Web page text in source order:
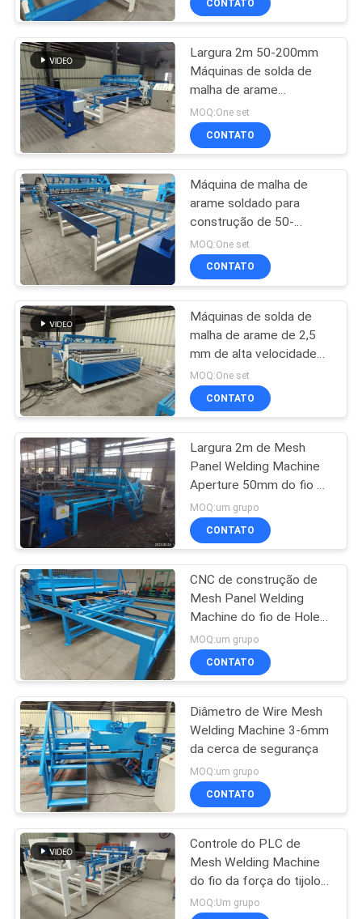
POLICY
Construção Mesh
Welding Machine
23
Máquina de
soldadura da malha
do rolo
máquina soldada da
rede de arame
máquina de solda
de aço da raspagem
máquina do arame
farpado da lâmina
21
CONTATO
Largura 2m 50-200mm
Máquinas de solda de
malha de arame
automatizadas
MOQ:One set
CONTATO
Máquina de malha de
arame soldado para
construção de 50-
200mm de aço
MOQ:One set
CONTATO
Máquinas de solda de
malha de arame de 2,5
mm de alta velocidade
Alta durabilidade e
versatilidade
MOQ:One set
CONTATO
Largura 2m de Mesh
Panel Welding Machine
Aperture 50mm do fio da
construção
MOQ:um grupo
CONTATO
CNC de construção de
Mesh Panel Welding
Machine do fio de Hole
Size 50x200mm da
cerca
MOQ:um grupo
CONTATO
Diâmetro de Wire Mesh
Welding Machine 3-6mm
da cerca de segurança
MOQ:um grupo
CONTATO
Controle do PLC de
Mesh Welding Machine
do fio da força do tijolo
do tamanho 1.6-3.0mm
MOQ:Um grupo